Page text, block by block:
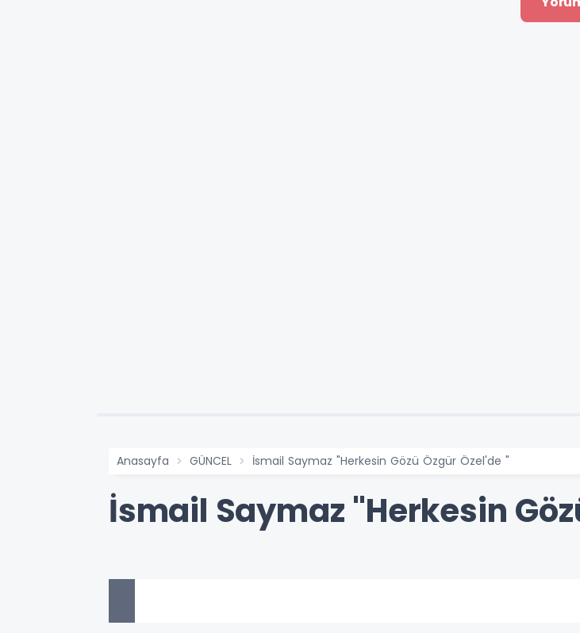
Anasayfa GÜNCEL İsmail Saymaz "Herkesin Gözü Özgür Özel'de "
İsmail Saymaz "Herkesin